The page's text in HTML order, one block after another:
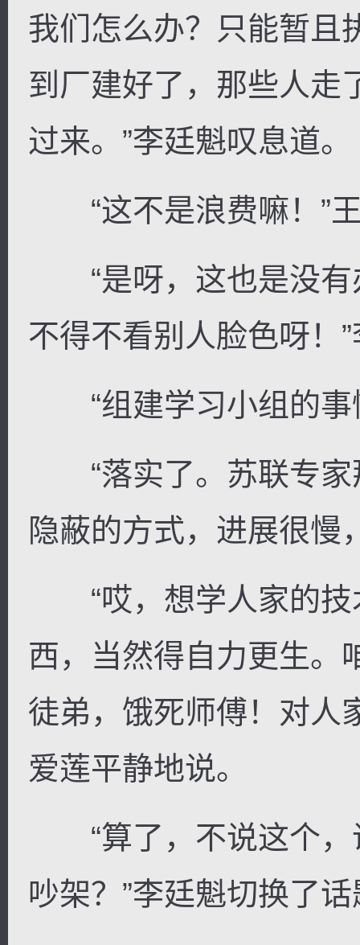
我们怎么办？只能暂且
到厂建好了，那些人走
过来。”李廷魁叹息道。
“这不是浪费嘛！”
“是呀，这也是没有
不得不看别人脸色呀！
“组建学习小组的事
“落实了。苏联专家
隐蔽的方式，进展很慢
“哎，想学人家的技
西，当然得自力更生。
徒弟，饿死师傅！对人
爱莲平静地说。
“算了，不说这个，
吵架？”李廷魁切换了